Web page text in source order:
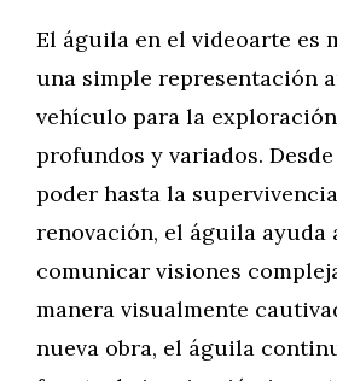
El águila en el videoarte es
una simple representación
vehículo para la
profundos y variados.
poder hasta la
renovación, el águila ayuda
comunicar visiones
manera visualmente
nueva obra, el águila